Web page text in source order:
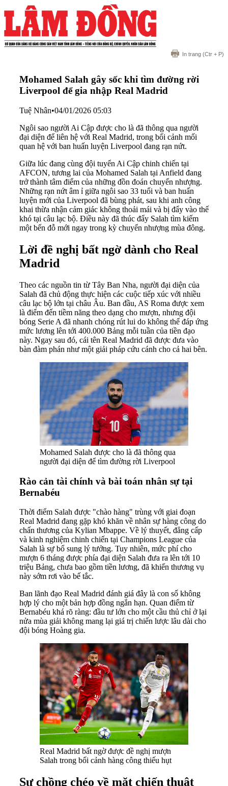
In trang (Ctr + P)
Mohamed Salah gây sốc khi tìm đường rời
Liverpool để gia nhập Real Madrid
Tuệ Nhân•04/01/2026 05:03
Ngôi sao người Ai Cập được cho là đã thông qua người
đại diện để liên hệ với Real Madrid, trong bối cảnh mối
quan hệ với ban huấn luyện Liverpool đang rạn nứt.
Giữa lúc đang cùng đội tuyển Ai Cập chinh chiến tại
AFCON, tương lai của Mohamed Salah tại Anfield đang
trở thành tâm điểm của những đồn đoán chuyển nhượng.
Những rạn nứt âm ỉ giữa ngôi sao 33 tuổi và ban huấn
luyện mới của Liverpool đã bùng phát, sau khi anh công
khai thừa nhận cảm giác không thoải mái và bị đẩy vào thế
khó tại câu lạc bộ. Điều này đã thúc đẩy Salah tìm kiếm
một bến đỗ mới ngay trong kỳ chuyển nhượng mùa đông.
Lời đề nghị bất ngờ dành cho Real
Madrid
Theo các nguồn tin từ Tây Ban Nha, người đại diện của
Salah đã chủ động thực hiện các cuộc tiếp xúc với nhiều
câu lạc bộ lớn tại châu Âu. Ban đầu, AS Roma được xem
là điểm đến tiềm năng theo dạng cho mượn, nhưng đội
bóng Serie A đã nhanh chóng rút lui do không thể đáp ứng
mức lương lên tới 400.000 Bảng mỗi tuần của tiền đạo
này. Ngay sau đó, cái tên Real Madrid đã được đưa vào
bàn đàm phán như một giải pháp cứu cánh cho cả hai bên.
Mohamed Salah được cho là đã thông qua
người đại diện để tìm đường rời Liverpool
Rào cản tài chính và bài toán nhân sự tại
Bernabéu
Thời điểm Salah được "chào hàng" trùng với giai đoạn
Real Madrid đang gặp khó khăn về nhân sự hàng công do
chấn thương của Kylian Mbappe. Về lý thuyết, đẳng cấp
và kinh nghiệm chinh chiến tại Champions League của
Salah là sự bổ sung lý tưởng. Tuy nhiên, mức phí cho
mượn 6 tháng được phía đại diện Salah đưa ra lên tới 10
triệu Bảng, chưa bao gồm tiền lương, đã khiến thương vụ
này sớm rơi vào bế tắc.
Ban lãnh đạo Real Madrid đánh giá đây là con số không
hợp lý cho một bản hợp đồng ngắn hạn. Quan điểm từ
Bernabéu khá rõ ràng: đầu tư lớn cho một cầu thủ chỉ ở lại
nửa mùa giải không mang lại giá trị chiến lược lâu dài cho
đội bóng Hoàng gia.
Real Madrid bất ngờ được đề nghị mượn
Salah trong bối cảnh hàng công thiếu hụt
Sự chồng chéo về mặt chiến thuật